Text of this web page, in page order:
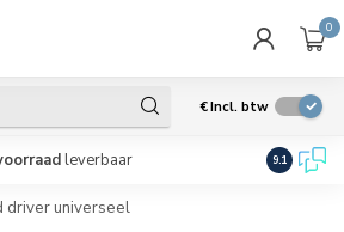
0
€Incl. btw
leverbaar Wij
9.1
driver universeel